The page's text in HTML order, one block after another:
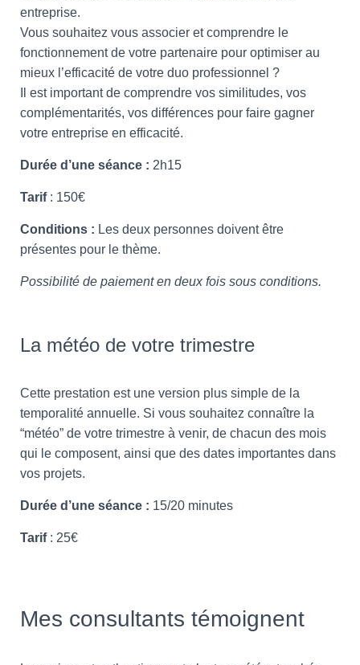
entreprise.
Vous souhaitez vous associer et comprendre le
fonctionnement de votre partenaire pour optimiser au
mieux l’efficacité de votre duo professionnel ?
Il est important de comprendre vos similitudes, vos
complémentarités, vos différences pour faire gagner
votre entreprise en efficacité.
Durée d’une séance : 2h15
Tarif: 150€
Conditions : Les deux personnes doivent être
présentes pour le thème.
Possibilité de paiement en deux fois sous conditions.
La météo de votre trimestre
Cette prestation est une version plus simple de la
temporalité annuelle. Si vous souhaitez connaître la
“météo” de votre trimestre à venir, de chacun des mois
qui le composent, ainsi que des dates importantes dans
vos projets.
Durée d’une séance : 15/20 minutes
Tarif: 25€
Mes consultants témoignent